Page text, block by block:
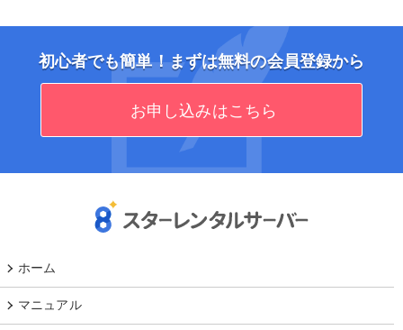
初心者でも簡単！まずは無料の会員登録から
お申し込みはこちら
ホーム
マニュアル